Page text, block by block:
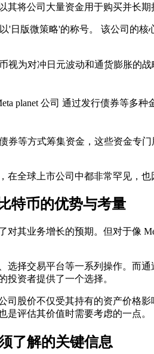
其将公司大量资金用于购买并长
'日版微策略'的称号。 该公司的核
视为对冲日元波动和通货膨胀的战
planet 公司 通过发行债券等多种
券等方式筹集资金，这些资金专
全球上市公司中都非常罕见，也
特币的优势与考量
对其业务增长的预期。但对于像
选择交易平台等一系列操作。而
投资者提供了一个选择。
司股价不仅受其持有的资产价格
是评估其价值时需要考虑的一点。
了解的关键信息